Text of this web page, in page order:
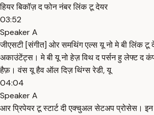
हियर बिकॉज़ द फोन नंबर लिंक टू देयर
03:52
Speaker A
जीएसटी [संगीत] ओर समथिंग एल्स यू नो मे बी लिंक
अकाउंटेंट्स। मे बी यू नो हेज़ विथ द पर्सन हु लेफ्ट द
हैफ़। वंस यू हैव ऑल दिज़ थिंग्स रेडी, यू
04:04
Speaker A
आर प्रिपेयर टू स्टार्ट दी एक्चुअल सेटअप प्रोसेस। इन